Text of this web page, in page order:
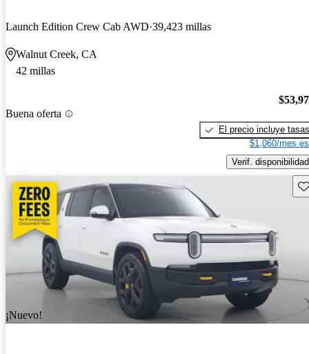
Launch Edition Crew Cab AWD 39,423 millas
Walnut Creek, CA
42 millas
Buena oferta
El precio incluye tasas
$1,060/mes
Verif. disponibilidad
¡Nuevo!